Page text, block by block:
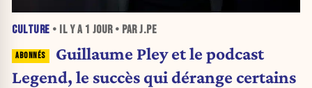
CULTURE • IL Y A 1 JOUR• PAR J.PE
Guillaume Pley et le podcast
Legend, le succès qui dérange certains